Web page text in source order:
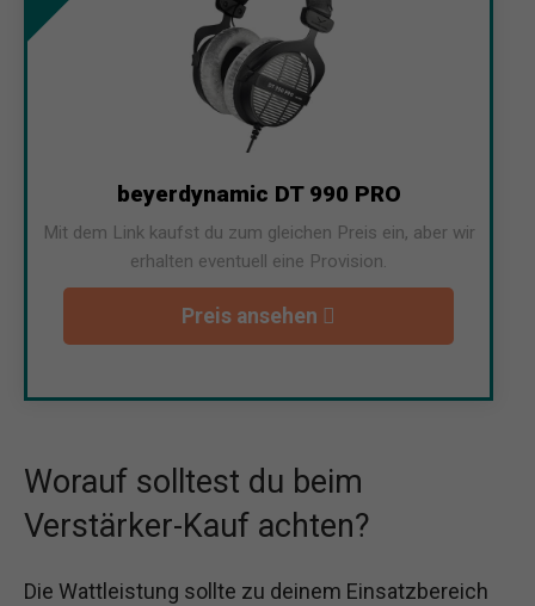
beyerdynamic DT 990 PRO
Mit dem Link kaufst du zum gleichen Preis ein, aber wir
erhalten eventuell eine Provision.
Preis ansehen
Worauf solltest du beim
Verstärker-Kauf achten?
Die Wattleistung sollte zu deinem Einsatzbereich